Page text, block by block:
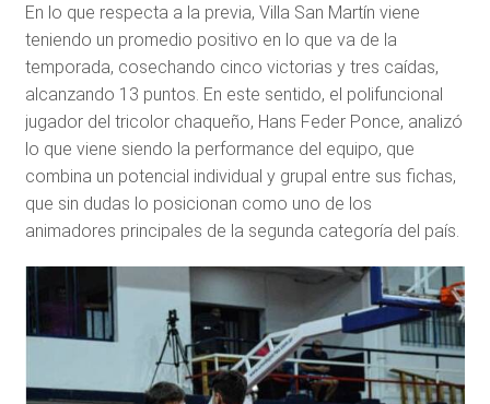
En lo que respecta a la previa, Villa San Martín viene
teniendo un promedio positivo en lo que va de la
temporada, cosechando cinco victorias y tres caídas,
alcanzando 13 puntos. En este sentido, el polifuncional
jugador del tricolor chaqueño, Hans Feder Ponce, analizó
lo que viene siendo la performance del equipo, que
combina un potencial individual y grupal entre sus fichas,
que sin dudas lo posicionan como uno de los
animadores principales de la segunda categoría del país.